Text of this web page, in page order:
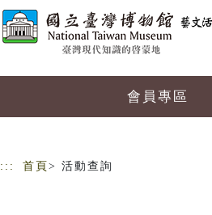
會員專區
::: 首頁 > 活動查詢